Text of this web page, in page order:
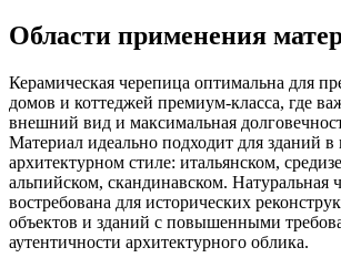
Области применения
Керамическая черепица оптимальна для
домов и коттеджей премиум-класса, где
внешний вид и максимальная
Материал идеально подходит для зданий в
архитектурном стиле: итальянском,
альпийском, скандинавском. Натуральная
востребована для исторических
объектов и зданий с повышенными
аутентичности архитектурного облика.